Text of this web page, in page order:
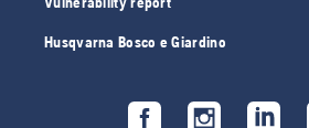
Husqvarna Bosco e Giardino